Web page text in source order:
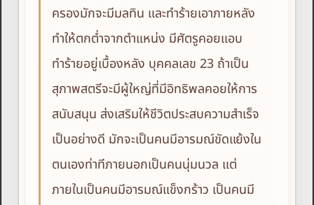
ครองมักจะมีมลทิน และทำร้ายเอาภายหลัง
ทำให้ตกต่ำจากตำแหน่ง มีศัตรูคอยแอบ
ทำร้ายอยู่เบื้องหลัง บุคคลเลข 23 ถ้าเป็น
สุภาพสตรีจะมีผู้ใหญ่ที่มีอิทธิพลคอยให้การ
สนับสนุน ส่งเสริมให้ชีวิตประสบความสำเร็จ
เป็นอย่างดี มักจะเป็นคนมีอารมณ์ขัดแย้งใน
ตนเองท่าทีภายนอกเป็นคนนุ่มนวล แต่
ภายในเป็นคนมีอารมณ์แข็งกร้าว เป็นคนมี